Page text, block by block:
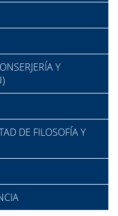
Y
DE FILOSOFÍA Y